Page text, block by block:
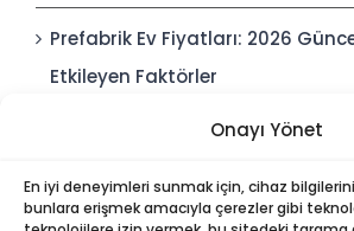
Onayı Yönet
En iyi deneyimleri sunmak için, cihaz
bunlara erişmek amacıyla çerezler gibi
Prefabrik Ev Fiyatları: 2026
Etkileyen Faktörler
Polis Karakolları: Güvenli, Entegre
Edilebilir Kamu Güvenliği Yapıları